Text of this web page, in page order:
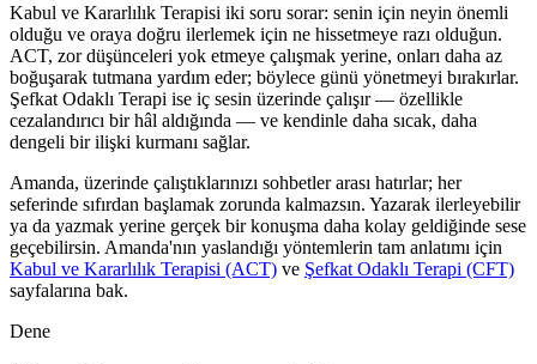
Kabul ve Kararlılık Terapisi iki soru sorar: senin için neyin önemli
olduğu ve oraya doğru ilerlemek için ne hissetmeye razı olduğun.
ACT, zor düşünceleri yok etmeye çalışmak yerine, onları daha az
boğuşarak tutmana yardım eder; böylece günü yönetmeyi bırakırlar.
Şefkat Odaklı Terapi ise iç sesin üzerinde çalışır — özellikle
cezalandırıcı bir hâl aldığında — ve kendinle daha sıcak, daha
dengeli bir ilişki kurmanı sağlar.
Amanda, üzerinde çalıştıklarınızı sohbetler arası hatırlar; her
seferinde sıfırdan başlamak zorunda kalmazsın. Yazarak ilerleyebilir
ya da yazmak yerine gerçek bir konuşma daha kolay geldiğinde sese
geçebilirsin. Amanda'nın yaslandığı yöntemlerin tam anlatımı için
Kabul ve Kararlılık Terapisi (ACT) ve Şefkat Odaklı Terapi (CFT)
sayfalarına bak.
Dene